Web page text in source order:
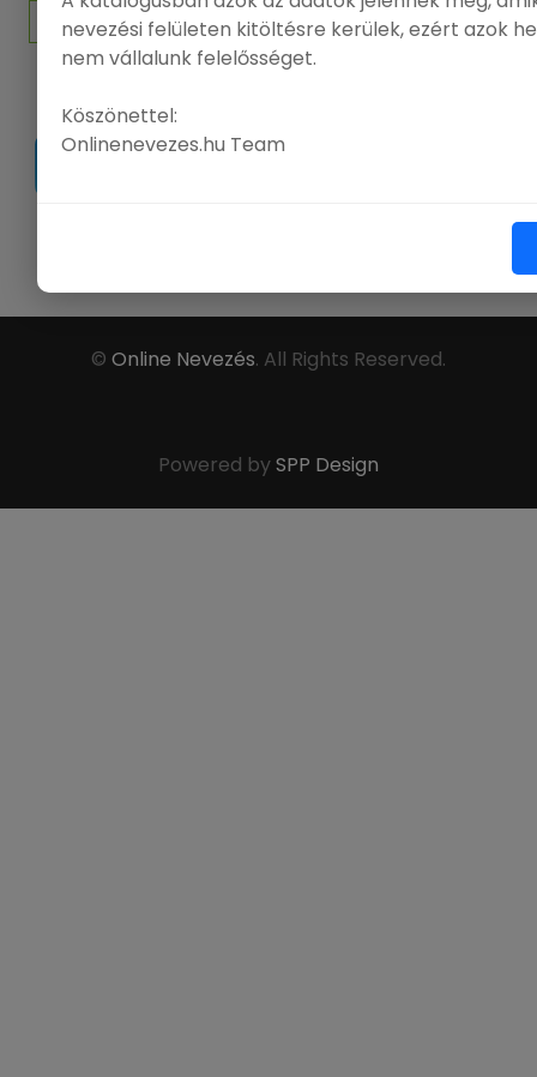
© Online Nevezés. All Rights Reserved.
Powered bySPP Design
nevezési felületen kitöltésre kerülek, ezért azok
nem vállalunk felelősséget.
Köszönettel:
Onlinenevezes.hu Team